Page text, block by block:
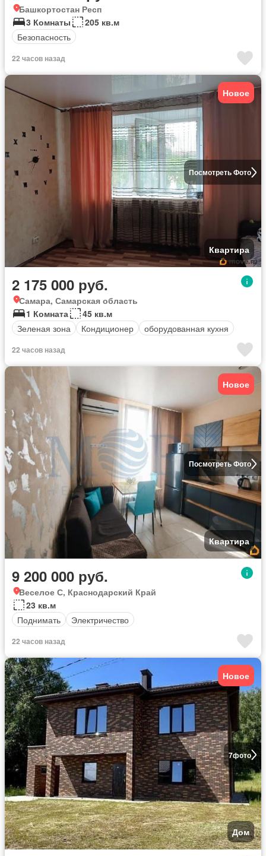
Башкортостан Респ
3 Комнаты
205 кв.м
Безопасность
22 часов назад
Посмотреть Фото
Новое
Квартира
2 175 000 руб.
Самара, Самарская область
1 Комната
45 кв.м
Зеленая зона
Кондиционер оборудованная кухня
22 часов назад
Посмотреть Фото
Новое
Квартира
9 200 000 руб.
Веселое С, Краснодарский Край
23 кв.м
Поднимать
Электричество
22 часов назад
7фото
Новое
Дом